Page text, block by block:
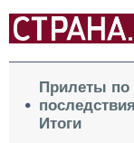
Прилеты по
Итоги